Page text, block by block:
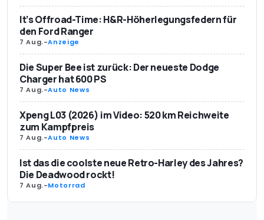
It’s Offroad-Time: H&R-Höherlegungsfedern für
den Ford Ranger
7 Aug.-Anzeige
Die Super Bee ist zurück: Der neueste Dodge
Charger hat 600 PS
7 Aug.-Auto News
Xpeng L03 (2026) im Video: 520 km Reichweite
zum Kampfpreis
7 Aug.-Auto News
Ist das die coolste neue Retro-Harley des Jahres?
Die Deadwood rockt!
7 Aug.-Motorrad